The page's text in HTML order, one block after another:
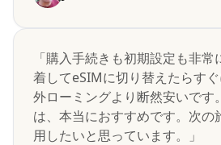
「購入手続きも初期設定も非
着してeSIMに切り替えたらす
外ローミングより断然安いです
は、本当におすすめです。次の
用したいと思っています。」